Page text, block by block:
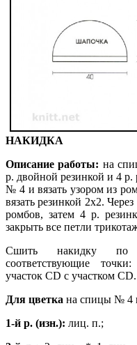
НАКИДКА
Описание работы: на
р. двойной резинкой и 4
№ 4 и вязать узором из
вязать резинкой 2х2.
ромбов, затем 4 р.
закрыть все петли
Сшить накидку по
соответствующие
участок CD с участком CD.
Для цветка на спицы № 4
1-й р. (изн.): лиц. п.;